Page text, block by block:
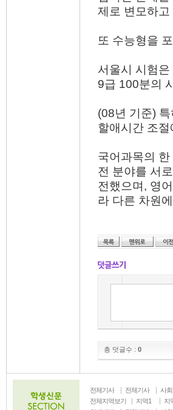
제로 변모하고
또 수능형을
서울시 시험
9급 100분의
(08년 기준)
할애시간 조
국어과목의
전 분야를 서
전했으며, 영
라 다른 차원
총 덧글수 : 0
전체기사 전체기사 사회
전체지역보기
지역1
지